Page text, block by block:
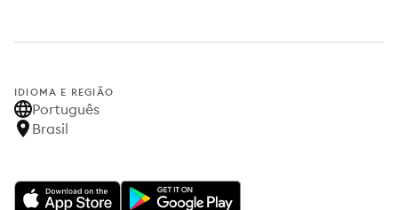
IDIOMA E REGIÃO
Português
Brasil